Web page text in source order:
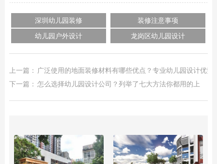
深圳幼儿园装修
装修注意事项
幼儿园户外设计
龙岗区幼儿园设计
上一篇：
广泛使用的地面装修材料有哪些优点？专业幼儿园设计优势
下一篇： 怎么选择幼儿园设计公司？列举了七大方法你都用的上